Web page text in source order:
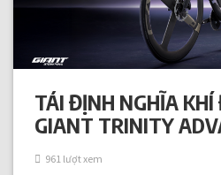
TÁI ĐỊNH NGHĨA KHÍ
GIANT TRINITY
961 lượt xem